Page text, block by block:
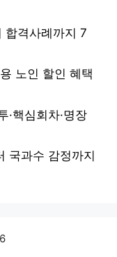
합격사례까지 7
노인 할인 혜택
·핵심회차·명장
국과수 감정까지